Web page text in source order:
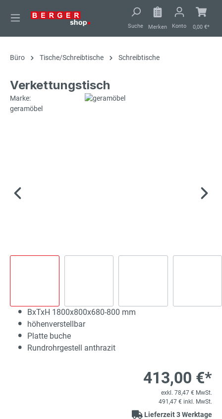
springen
Suche Merken Konto 0,00 €*
Büro Tische/Schreibtische Schreibtische
Verkettungstisch
Marke:
geramöbel
BxTxH 1800x800x680-800 mm
höhenverstellbar
Platte buche
Rundrohrgestell anthrazit
413,00 €*
exkl. 78,47 € MwSt.
491,47 € inkl. MwSt.
Lieferzeit 3 Werktage